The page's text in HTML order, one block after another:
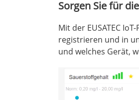
Sorgen Sie für
Mit der EUSATEC
registrieren und in
und welches Gerät,